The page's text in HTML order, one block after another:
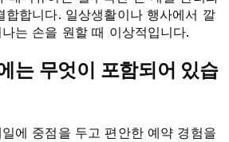
합합니다. 일상생활이나 행사에서 깔
는 손을 원할 때 이상적입니다.
는 무엇이 포함되어 있습
에 중점을 두고 편안한 예약 경험을